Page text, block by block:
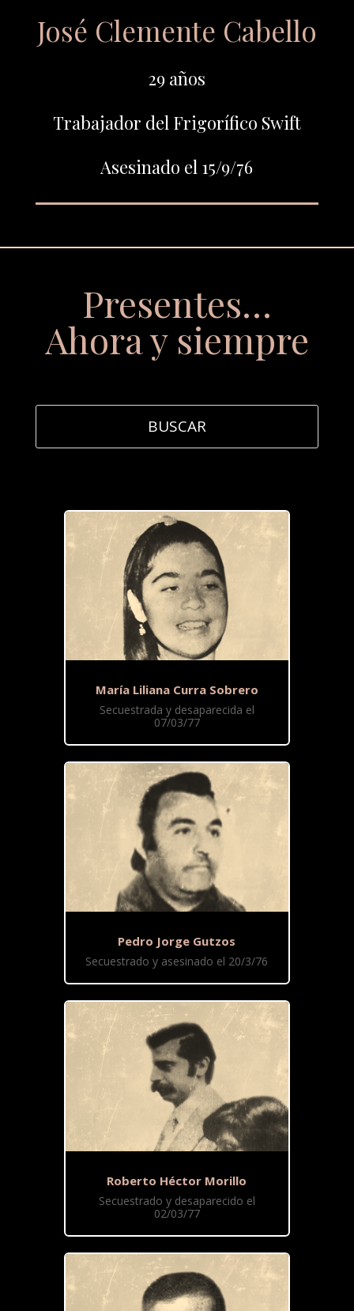
José Clemente Cabello
29 años
Trabajador del Frigorífico Swift
Asesinado el 15/9/76
Presentes…
Ahora y siempre
María Liliana Curra Sobrero
Secuestrada y desaparecida el
07/03/77
Pedro Jorge Gutzos
Secuestrado y asesinado el 20/3/76
Roberto Héctor Morillo
Secuestrado y desaparecido el
02/03/77